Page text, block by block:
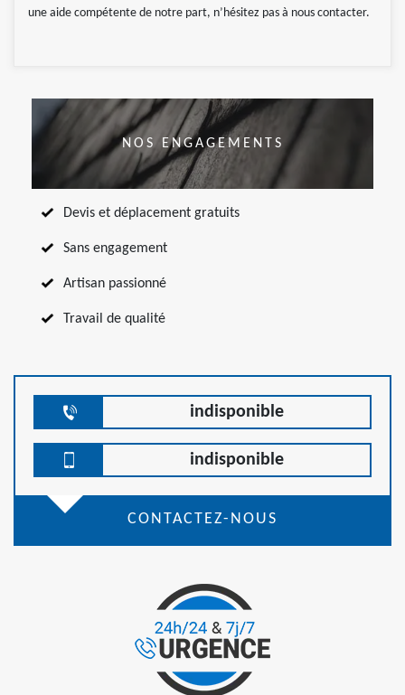
une aide compétente de notre part, n’hésitez pas à nous contacter.
NOS ENGAGEMENTS
Devis et déplacement gratuits
Sans engagement
Artisan passionné
Travail de qualité
indisponible
indisponible
CONTACTEZ-NOUS